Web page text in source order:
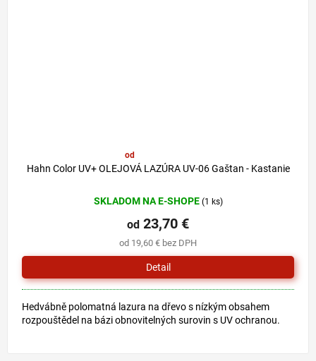
od
Hahn Color UV+ OLEJOVÁ LAZÚRA UV-06 Gaštan - Kastanie
SKLADOM NA E-SHOPE (1 ks)
od 19,60 € bez DPH
od 23,70 €
Detail
Hedvábně polomatná lazura na dřevo s nízkým obsahem
rozpouštědel na bázi obnovitelných surovin s UV ochranou.